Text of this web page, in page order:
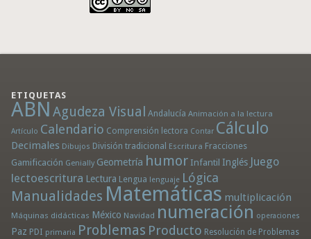
ETIQUETAS
ABN Agudeza Visual Andalucía Animación a la lectura
Artículo Calendario Comprensión lectora Contar Cálculo
Decimales Dibujos División tradicional Escritura Fracciones
Gamificación Genially Geometría humor Infantil Inglés Juego
lectoescritura Lectura Lengua lenguaje Lógica
Manualidades Matemáticas multiplicación
Máquinas didácticas México Navidad numeración operaciones
Paz PDI primaria Problemas Producto Resolución de Problemas